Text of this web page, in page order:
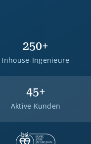
250+
Inhouse-Ingenieure
45+
Aktive Kunden